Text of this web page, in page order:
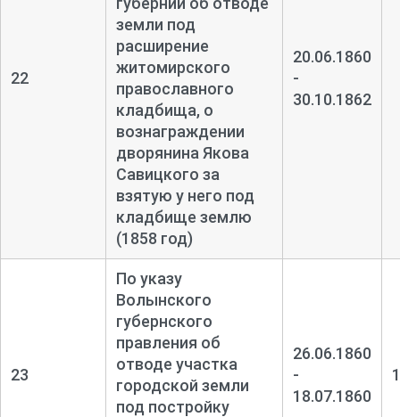
22
земли под
расширение
житомирского
православного
кладбища, о
вознаграждении
дворянина Якова
Савицкого за
взятую у него под
кладбище землю
(1858 год)
20.06.1860
-
30.10.1862
23
По указу
Волынского
губернского
правления об
отводе участка
городской земли
под постройку
26.06.1860
-
18.07.1860